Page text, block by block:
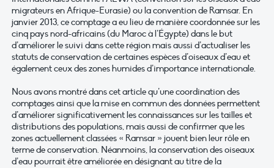
migrateurs en Afrique-Eurasie) ou la convention de Ramsar. En
janvier 2013, ce comptage a eu lieu de manière coordonnée sur les
cinq pays nord-africains (du Maroc à l’Égypte) dans le but
d’améliorer le suivi dans cette région mais aussi d’actualiser les
statuts de conservation de certaines espèces d’oiseaux d’eau et
également ceux des zones humides d’importance internationale.
Nous avons montré dans cet article qu’une coordination des
comptages ainsi que la mise en commun des données permettent
d’améliorer significativement les connaissances sur les tailles et
distributions des populations, mais aussi de confirmer que les
zones actuellement classées « Ramsar » jouent bien leur rôle en
terme de conservation. Néanmoins, la conservation des oiseaux
d’eau pourrait être améliorée en désignant au titre de la